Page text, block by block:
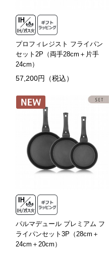
プロフィレジスト フライパン
セット2P（両手28cm＋片手
24cm）
57,200円（税込）
パルマデュール プレミアム フ
ライパンセット3P（28cm＋
24cm＋20cm）